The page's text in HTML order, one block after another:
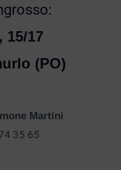
15/17
(PO)
Martini
35 65